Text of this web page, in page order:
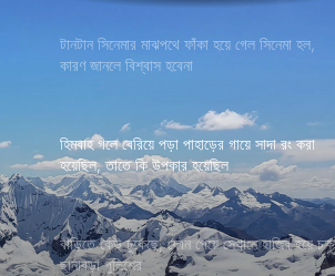
টানটান সিনেমার মাঝপথে ফাঁকা হয়ে গেল সিনেমা হল,
কারণ জানলে বিশ্বাস হবেনা
হিমবাহ গলে বেরিয়ে পড়া পাহাড়ের গায়ে সাদা রং করা
হয়েছিল, তাতে কি উপকার হয়েছিল
বাড়িতে কেউ ঢুকেছে, ফোন পেয়ে সেখানে হাজির হয়ে চক্ষু
ছানাবড়া পুলিশের